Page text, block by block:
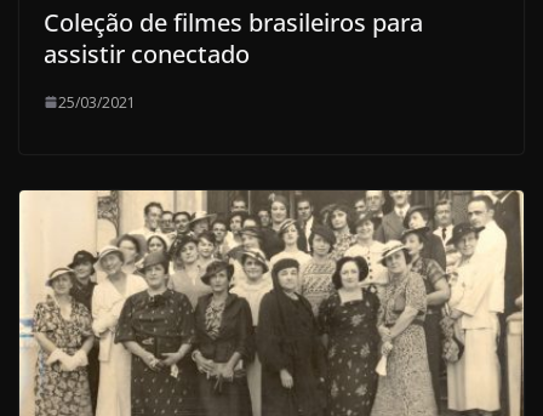
Coleção de filmes brasileiros para
assistir conectado
25/03/2021